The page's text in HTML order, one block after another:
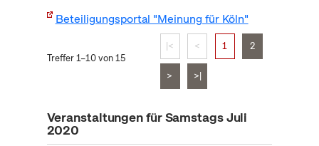
Beteiligungsportal "Meinung für Köln"
Treffer 1–10 von 15
|< < 1 2
> >|
Veranstaltungen für Samstags Juli
2020